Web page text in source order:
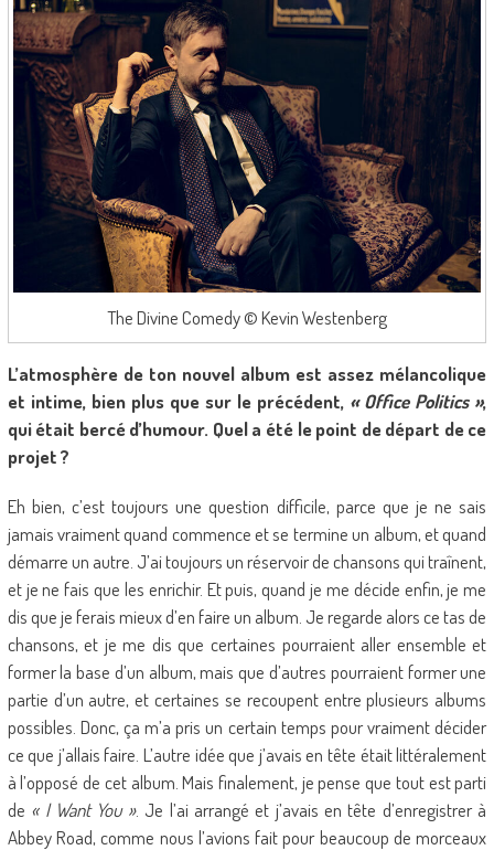
The Divine Comedy © Kevin Westenberg
L’atmosphère de ton nouvel album est assez mélancolique
et intime, bien plus que sur le précédent, « Office Politics »,
qui était bercé d’humour. Quel a été le point de départ de ce
projet ?
Eh bien, c’est toujours une question difficile, parce que je ne sais
jamais vraiment quand commence et se termine un album, et quand
démarre un autre. J’ai toujours un réservoir de chansons qui traînent,
et je ne fais que les enrichir. Et puis, quand je me décide enfin, je me
dis que je ferais mieux d’en faire un album. Je regarde alors ce tas de
chansons, et je me dis que certaines pourraient aller ensemble et
former la base d’un album, mais que d’autres pourraient former une
partie d’un autre, et certaines se recoupent entre plusieurs albums
possibles. Donc, ça m’a pris un certain temps pour vraiment décider
ce que j’allais faire. L’autre idée que j’avais en tête était littéralement
à l’opposé de cet album. Mais finalement, je pense que tout est parti
de « I Want You ». Je l’ai arrangé et j’avais en tête d’enregistrer à
Abbey Road, comme nous l’avions fait pour beaucoup de morceaux